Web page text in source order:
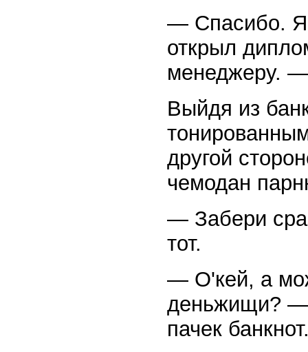
— Спасибо. Я
открыл
менеджеру. —
Выйдя из
другой
чемодан
— Забери
тот.
— О'кей, а
деньжищи? —
пачек